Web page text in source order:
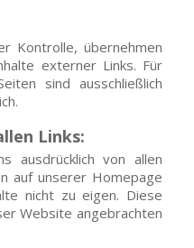
Kontrolle, übernehmen
externer Links. Für
sind ausschließlich
Links:
ausdrücklich von allen
auf unserer Homepage
nicht zu eigen. Diese
Website angebrachten